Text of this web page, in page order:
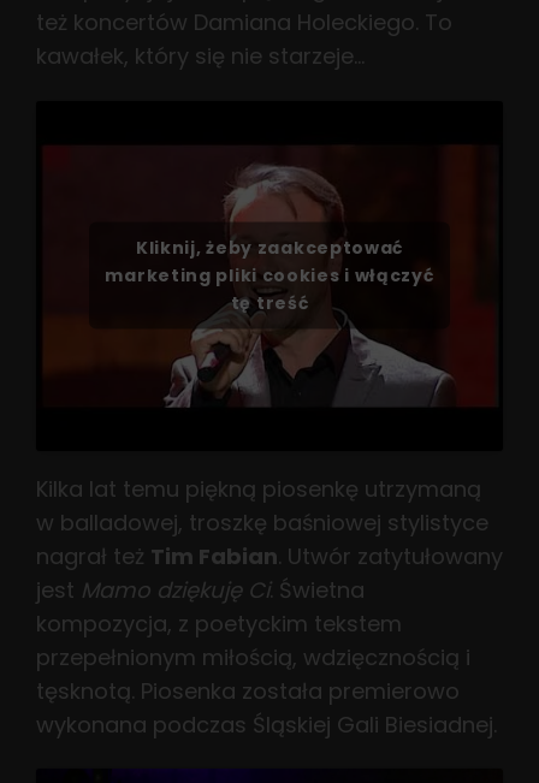
też koncertów Damiana Holeckiego. To
kawałek, który się nie starzeje…
Kliknij, żeby zaakceptować
marketing pliki cookies i włączyć
tę treść
Kilka lat temu piękną piosenkę utrzymaną
w balladowej, troszkę baśniowej stylistyce
nagrał też Tim Fabian. Utwór zatytułowany
jest Mamo dziękuję Ci. Świetna
kompozycja, z poetyckim tekstem
przepełnionym miłością, wdzięcznością i
tęsknotą. Piosenka została premierowo
wykonana podczas Śląskiej Gali Biesiadnej.